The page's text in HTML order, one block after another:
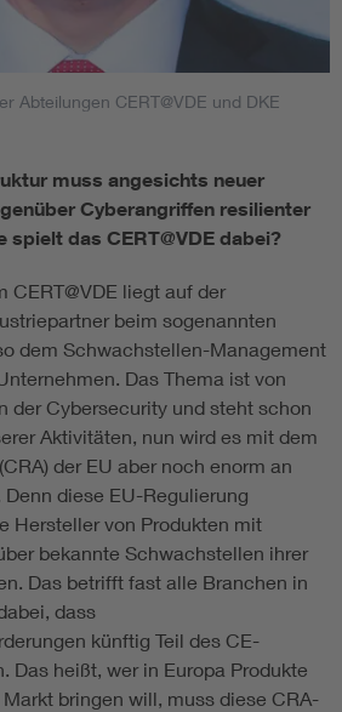
Abteilungen CERT@VDE und DKE
muss angesichts neuer
Cyberangriffen resilienter
spielt das CERT@VDE dabei?
CERT@VDE liegt auf der
beim sogenannten
dem Schwachstellen-Management
Das Thema ist von
der Cybersecurity und steht schon
Aktivitäten, nun wird es mit dem
der EU aber noch enorm an
diese EU-Regulierung
Hersteller von Produkten mit
bekannte Schwachstellen ihrer
Das betrifft fast alle Branchen in
dass
künftig Teil des CE-
Das heißt, wer in Europa Produkte
bringen will, muss diese CRA-